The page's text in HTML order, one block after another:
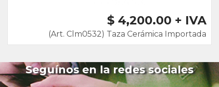
$ 4,200.00 + IVA
(Art. Clm0532) Taza Cerámica Importada
Seguínos en la redes sociales